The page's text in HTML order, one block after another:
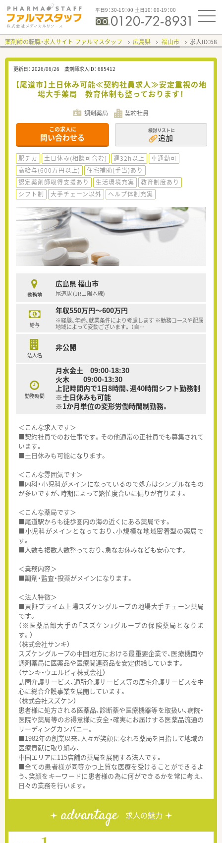
平日9：30-19：00 土日10：00-19：00
薬剤師の転職・求人サイト ファルマスタッフ 広島県 福山市 求人ID：
更新日： 2026/06/26 薬剤師求人ID： 685412
【尾道市】土日休み可能≪契約社員求人≫安定重視の地
場大手薬局 教育体制も整っております！
調剤薬局 契約社員
この求人に
問い合わせる
検討リストに
追加
駅チカ 土日休み(相談可含む) 週32h以上
車通勤可
高給与(600万円以上)
住宅補助(手当)あり
認定薬剤師取得支援あり
生活環境充実
教育制度あり
シフト制
大手チェーン以外 ヘルプ体制充実
勤務地
広島県 福山市
尾道駅 (JR山陽本線)
給与
年収550万円～600万円
※経験、年齢、就業条件により考慮します ※勤務コースや配属
地域によって変動ございます。 （自…
法人名
非公開
勤務時間
月水金土 09:00-18:30
火木 09:00-13:30
上記時間内で1日8時間、週40時間シフト勤務制
※土日休みも可能
※1か月単位の変形労働時間制勤務。
＜こんな求人です＞
■契約社員でのお仕事です。その他通常の正社員でも募集されて
います。
■土日休みも可能になります。
＜こんな雰囲気です＞
■内科・小児科がメインになっているので処方はシンプルなもの
が多いですが、時期によって繁忙度合いに偏りが有ります。
＜こんな薬局です＞
■尾道駅からも徒歩圏内の海の近くにある薬局です。
■小児科がメインとなっており、小規模な地域密着型の薬局で
す。
■人数も複数人数整っており、急なお休みなども安心です。
＜業務内容＞
■調剤・監査・投薬がメインになります。
＜法人特徴＞
■東証プライム上場スズケングループの地場大手チェーン薬局
です。
（※医薬品卸大手の「スズケン」グループの保険薬局となりま
す。）
（株式会社サンキ）
スズケングループの中国地方における最重要企業で、医療機関や
調剤薬局に医薬品や医療関連商品を安定供給しています。
（サンキ・ウエルビィ株式会社）
訪問介護サービス、通所介護サービス等の居宅介護サービスを中
心に総合介護事業を展開しています。
（株式会社スズケン）
患者様に処方される医薬品、診断薬や医療機器等を取扱い、病院・
医院や薬局等のお得意様に安全・確実にお届けする医薬品流通の
リーディングカンパニー。
■1982年の創業以来、人々が笑顔になれる薬局を目指して地域の
医療貢献に取り組み、
中国エリアに115店舗の薬局を展開する法人です。
■全ての患者様が同等かつ上質な医療を受けることができるよ
う、笑顔をキーワードに患者様の為に何ができるかを常に考え、
日々の業務を行います。
advantage 求人の魅力